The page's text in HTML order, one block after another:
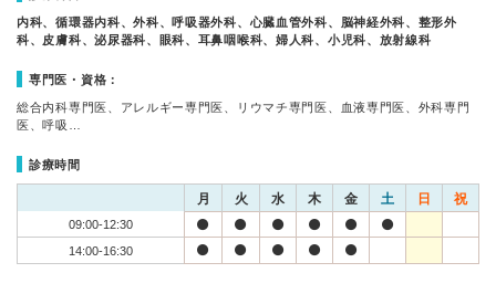
内科、循環器内科、外科、呼吸器外科、心臓血管外科、脳神経外科、整形外
科、皮膚科、泌尿器科、眼科、耳鼻咽喉科、婦人科、小児科、放射線科
専門医・資格：
総合内科専門医、アレルギー専門医、リウマチ専門医、血液専門医、外科専門
医、呼吸…
診療時間
月 火 水 木 金 土 日 祝
09:00-12:30
14:00-16:30